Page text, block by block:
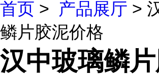
首页 > 产品展厅 >
鳞片胶泥价格
汉中玻璃鳞